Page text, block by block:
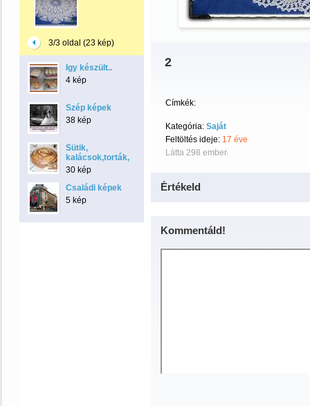
3/3 oldal (23 kép)
Igy készült..
4 kép
Szép képek
38 kép
Sütik,
kalácsok,torták,kenyér
30 kép
Családi képek
5 kép
2
Címkék:
Kategória: Saját
Feltöltés ideje: 17 éve
Látta 298 ember.
Értékeld
Kommentáld!